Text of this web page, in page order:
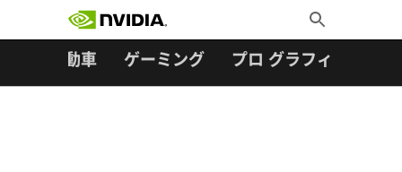
Toggle
Search
自動車 ゲーミング プロ グラフィックス